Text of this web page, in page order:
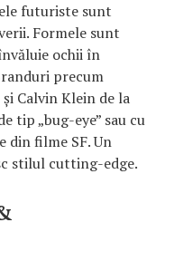
futuriste sunt
Formele sunt
ochii în
precum
Calvin Klein de la
tip „bug-eye” sau cu
din filme SF. Un
stilul cutting-edge.